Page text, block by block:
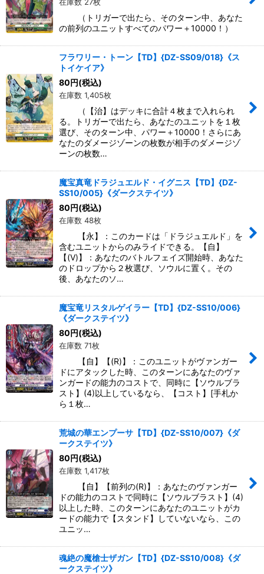
（トリガーで出たら、そのターン中、あなた
の前列のユニットすべてのパワー＋10000！）
フラワリー・トーン【TD】{DZ-SS09/018}《ス
トイケイア》
80円(税込)
在庫数 1,405枚
（【治】はデッキに合計４枚まで入れられ
る。トリガーで出たら、あなたのユニットを１枚
選び、そのターン中、パワー＋10000！さらにあ
なたのダメージゾーンの枚数が相手のダメージゾ
ーンの枚数…
魔宝真竜ドラジュエルド・イグニス【TD】{DZ-
SS10/005}《ダークステイツ》
80円(税込)
在庫数 48枚
【永】：このカードは「ドラジュエルド」を
含むユニットからのみライドできる。【自】
【(V)】：あなたのバトルフェイズ開始時、あなた
のドロップから２枚選び、ソウルに置く。その
後、あなたのソ…
魔宝竜リスタルゲイラー【TD】{DZ-SS10/006}
《ダークステイツ》
80円(税込)
在庫数 71枚
【自】【(R)】：このユニットがヴァンガー
ドにアタックした時、このターンにあなたのヴァ
ンガードの能力のコストで、同時に【ソウルブラ
スト】(4)以上しているなら、【コスト】[手札か
ら１枚…
荒城の華エンプーサ【TD】{DZ-SS10/007}《ダ
ークステイツ》
80円(税込)
在庫数 1,417枚
【自】【前列の(R)】：あなたのヴァンガー
ドの能力のコストで同時に【ソウルブラスト】(4)
以上した時、このターンにあなたのユニットがカ
ードの能力で【スタンド】していないなら、この
ユニッ…
魂絶の魔槍士ザガン【TD】{DZ-SS10/008}《ダ
ークステイツ》